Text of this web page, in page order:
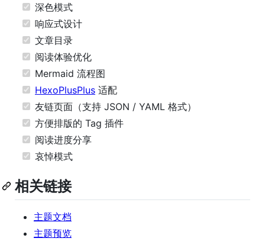
深色模式
响应式设计
文章目录
阅读体验优化
Mermaid 流程图
HexoPlusPlus 适配
友链页面（支持 JSON / YAML 格式）
方便排版的 Tag 插件
阅读进度分享
哀悼模式
相关链接
主题文档
主题预览